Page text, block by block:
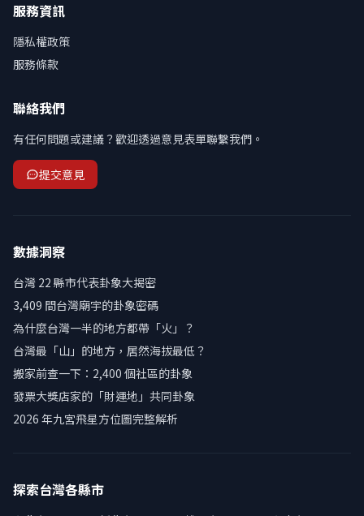
服務資訊
隱私權政策
服務條款
聯絡我們
有任何問題或建議？歡迎透過意見表單聯繫我們。
提交意見
數據洞察
台灣 22 縣市代表卦象大揭密
3,409 間台灣廟宇的卦象密碼
為什麼台灣一半的地方都帶「火」？
台灣最「山」的地方，居然海拔最低？
搬家前查一下：2,400 個社區的卦象
發票大獎店家的「財運地」共同卦象
2026 年九宮飛星方位圖完整解析
探索台灣各縣市